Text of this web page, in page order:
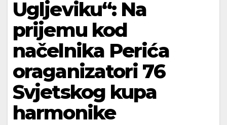
Ugljeviku“: Na
prijemu kod
načelnika Perića
oraganizatori 76
Svjetskog kupa
harmonike